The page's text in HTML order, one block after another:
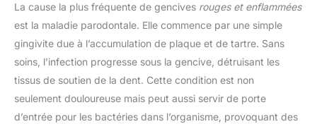
La cause la plus fréquente de gencives rouges et enflammées
est la maladie parodontale. Elle commence par une simple
gingivite due à l’accumulation de plaque et de tartre. Sans
soins, l’infection progresse sous la gencive, détruisant les
tissus de soutien de la dent. Cette condition est non
seulement douloureuse mais peut aussi servir de porte
d’entrée pour les bactéries dans l’organisme, provoquant des